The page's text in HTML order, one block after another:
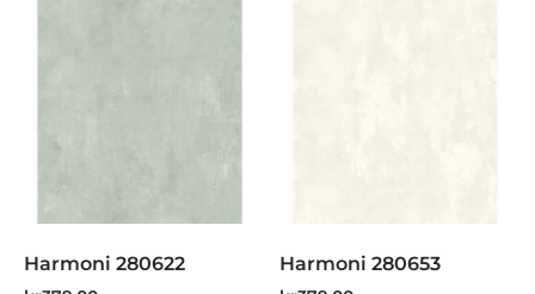
Harmoni 280622 Harmoni 280653